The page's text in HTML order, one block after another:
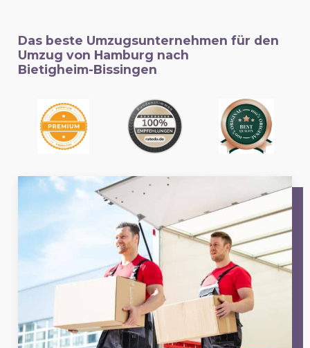
Das beste Umzugsunternehmen für den
Umzug von Hamburg nach
Bietigheim-Bissingen